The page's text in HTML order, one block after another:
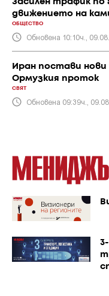
Засилен трафик по
движението на
ОБЩЕСТВО
Обновена 10:10ч.,
Иран постави
Ормузкия проток
СВЯТ
Обновена 09:39ч.,